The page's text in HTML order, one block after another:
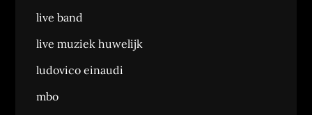
live band
live muziek huwelijk
ludovico einaudi
mbo